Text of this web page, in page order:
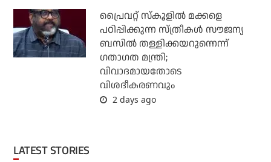
പ്രൈവറ്റ് സ്‌കൂളില്‍ മക്കളെ
പഠിപ്പിക്കുന്ന സ്ത്രീകള്‍ സൗജന്യ
ബസില്‍ തള്ളിക്കയറുന്നെന്ന്
ഗതാഗത മന്ത്രി;
വിവാദമായതോടെ
വിശദീകരണവും
2 days ago
LATEST STORIES